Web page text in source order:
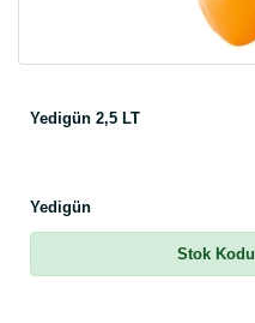
Yedigün 2,5 LT
Yedigün
Stok Kodu